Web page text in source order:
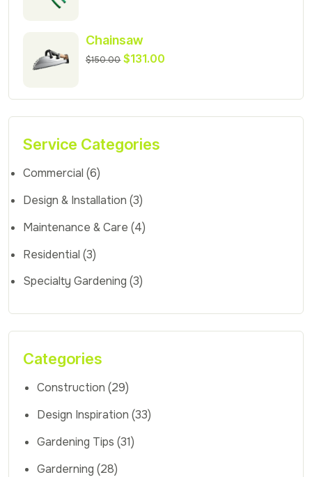
Chainsaw
$150.00 $131.00
Service Categories
Commercial (6)
Design & Installation (3)
Maintenance & Care (4)
Residential (3)
Specialty Gardening (3)
Categories
Construction (29)
Design Inspiration (33)
Gardening Tips (31)
Garderning (28)